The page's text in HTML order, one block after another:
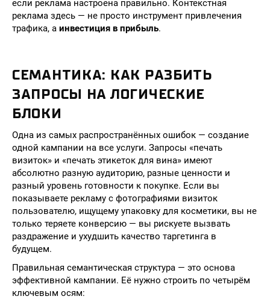
если реклама настроена правильно. Контекстная
реклама здесь — не просто инструмент привлечения
трафика, а инвестиция в прибыль.
СЕМАНТИКА: КАК РАЗБИТЬ
ЗАПРОСЫ НА ЛОГИЧЕСКИЕ
БЛОКИ
Одна из самых распространённых ошибок — создание
одной кампании на все услуги. Запросы «печать
визиток» и «печать этикеток для вина» имеют
абсолютно разную аудиторию, разные ценности и
разный уровень готовности к покупке. Если вы
показываете рекламу с фотографиями визиток
пользователю, ищущему упаковку для косметики, вы не
только теряете конверсию — вы рискуете вызвать
раздражение и ухудшить качество таргетинга в
будущем.
Правильная семантическая структура — это основа
эффективной кампании. Её нужно строить по четырём
ключевым осям: